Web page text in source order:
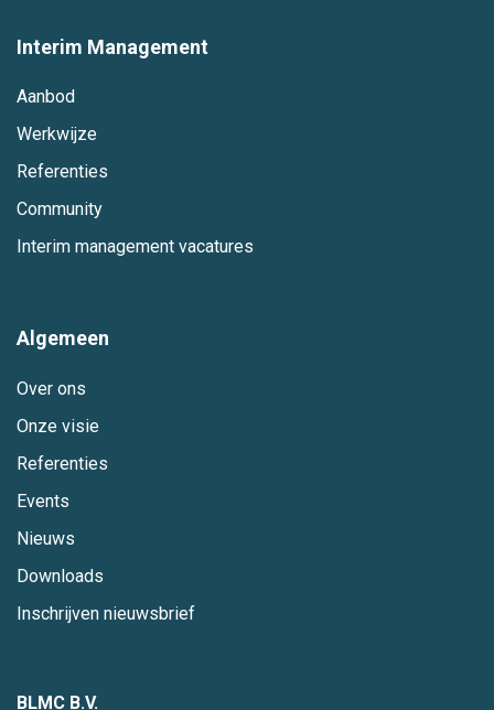
Interim Management
Aanbod
Werkwijze
Referenties
Community
Interim management vacatures
Algemeen
Over ons
Onze visie
Referenties
Events
Nieuws
Downloads
Inschrijven nieuwsbrief
BLMC B.V.